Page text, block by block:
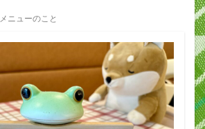
メニューのこと